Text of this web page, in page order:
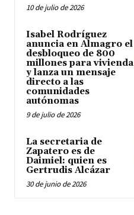
10 de julio de 2026
Isabel Rodríguez
anuncia en Almagro el
desbloqueo de 800
millones para vivienda
y lanza un mensaje
directo a las
comunidades
autónomas
9 de julio de 2026
La secretaria de
Zapatero es de
Daimiel: quien es
Gertrudis Alcázar
30 de junio de 2026